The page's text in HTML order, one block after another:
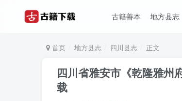
古籍善本 地方县志
首页 地方县志 四川县志 正文
四川省雅安市《乾隆雅州
载